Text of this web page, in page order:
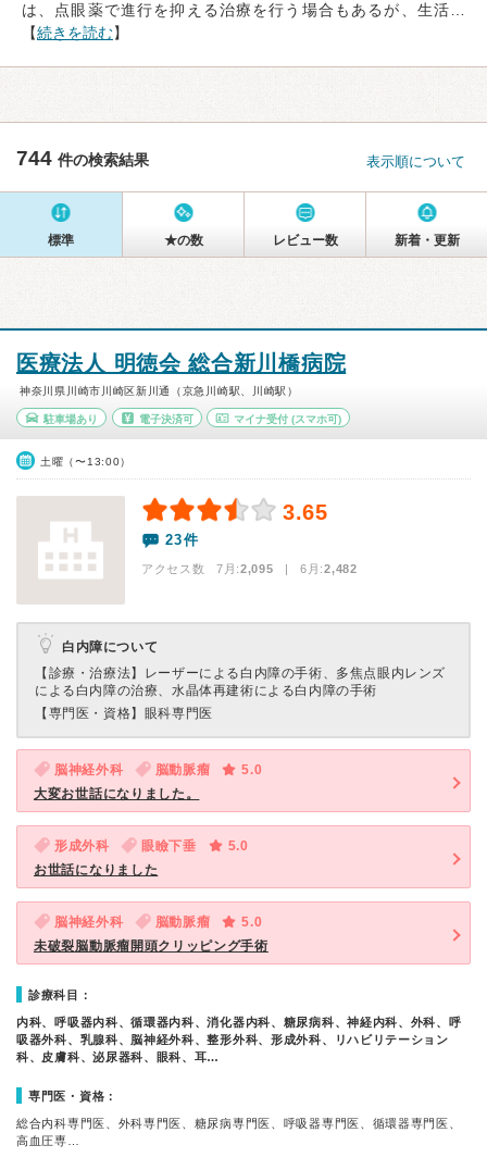
は、点眼薬で進行を抑える治療を行う場合もあるが、生活…
【続きを読む】
744 件の検索結果 表示順について
標準 ★の数 レビュー数 新着・更新
医療法人 明徳会 総合新川橋病院
神奈川県川崎市川崎区新川通（京急川崎駅、川崎駅）
駐車場あり 電子決済可 マイナ受付 (スマホ可)
土曜（〜13:00）
3.65
23件
アクセス数 7月:2,095 | 6月:2,482
白内障について
【診療・治療法】 レーザーによる白内障の手術、多焦点眼内レンズ
による白内障の治療、水晶体再建術による白内障の手術
【専門医・資格】 眼科専門医
脳神経外科 脳動脈瘤
5.0
大変お世話になりました。
形成外科 眼瞼下垂
5.0
お世話になりました
脳神経外科 脳動脈瘤
5.0
未破裂脳動脈瘤開頭クリッピング手術
診療科目：
内科、呼吸器内科、循環器内科、消化器内科、糖尿病科、神経内科、外科、呼
吸器外科、乳腺科、脳神経外科、整形外科、形成外科、リハビリテーション
科、皮膚科、泌尿器科、眼科、耳…
専門医・資格：
総合内科専門医、外科専門医、糖尿病専門医、呼吸器専門医、循環器専門医、
高血圧専…